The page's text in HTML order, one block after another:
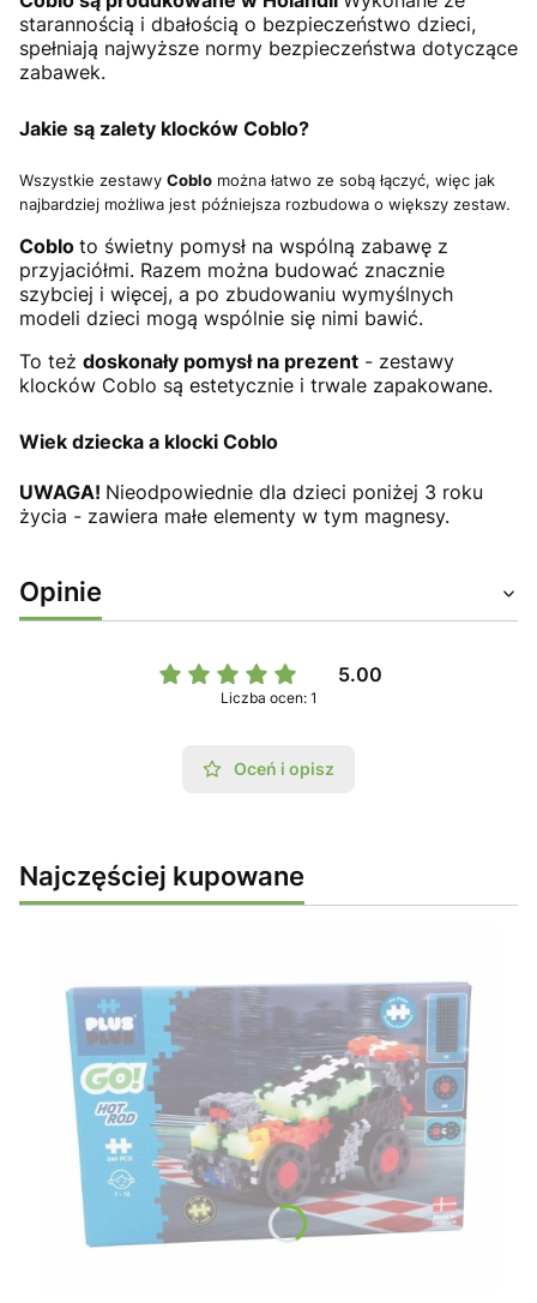
starannością i dbałością o bezpieczeństwo dzieci,
spełniają najwyższe normy bezpieczeństwa dotyczące
zabawek.
Jakie są zalety klocków Coblo?
Wszystkie zestawy Coblo można łatwo ze sobą łączyć, więc jak
najbardziej możliwa jest późniejsza rozbudowa o większy zestaw.
Coblo to świetny pomysł na wspólną zabawę z
przyjaciółmi. Razem można budować znacznie
szybciej i więcej, a po zbudowaniu wymyślnych
modeli dzieci mogą wspólnie się nimi bawić.
To też doskonały pomysł na prezent - zestawy
klocków Coblo są estetycznie i trwale zapakowane.
Wiek dziecka a klocki Coblo
UWAGA! Nieodpowiednie dla dzieci poniżej 3 roku
życia - zawiera małe elementy w tym magnesy.
Opinie
5.00
Liczba ocen: 1
Oceń i opisz
Najczęściej kupowane